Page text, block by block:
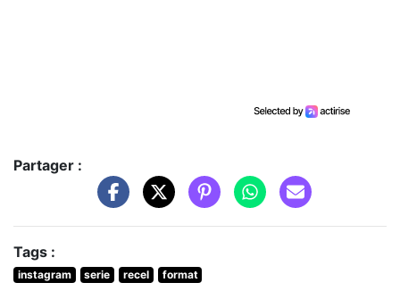
Partager :
Tags :
instagram serie recel format